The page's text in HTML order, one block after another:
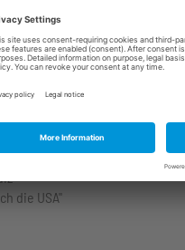
Cartoons, Clips.
www.nytimes.com/section/
PBS bietet viele interessante
plans, and more just for
die USA"